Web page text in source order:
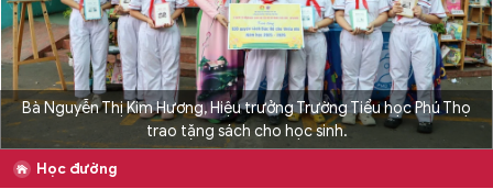
Bà Nguyễn Thị Kim Hương, Hiệu trưởng Trường Tiểu học Phú Thọ
trao tặng sách cho học sinh.
Học đường